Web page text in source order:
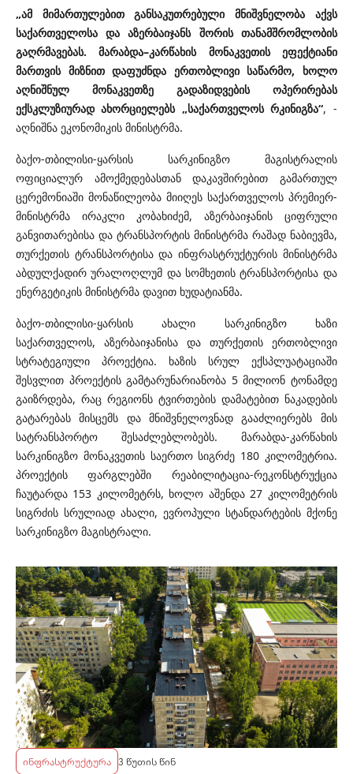
„ამ მიმართულებით განსაკუთრებული მნიშვნელობა აქვს
საქართველოსა და აზერბაიჯანს შორის თანამშრომლობის
გაღრმავებას. მარაბდა–კარწახის მონაკვეთის ეფექტიანი
მართვის მიზნით დაფუძნდა ერთობლივი საწარმო, ხოლო
აღნიშნულ მონაკვეთზე გადაზიდვების ოპერირებას
ექსკლუზიურად ახორციელებს „საქართველოს რკინიგზა“, -
აღნიშნა ეკონომიკის მინისტრმა.
ბაქო-თბილისი-ყარსის სარკინიგზო მაგისტრალის
ოფიციალურ ამოქმედებასთან დაკავშირებით გამართულ
ცერემონიაში მონაწილეობა მიიღეს საქართველოს პრემიერ-
მინისტრმა ირაკლი კობახიძემ, აზერბაიჯანის ციფრული
განვითარებისა და ტრანსპორტის მინისტრმა რაშად ნაბიევმა,
თურქეთის ტრანსპორტისა და ინფრასტრუქტურის მინისტრმა
აბდულქადირ ურალოღლუმ და სომხეთის ტრანსპორტისა და
ენერგეტიკის მინისტრმა დავით ხუდატიანმა.
ბაქო-თბილისი-ყარსის ახალი სარკინიგზო ხაზი
საქართველოს, აზერბაიჯანისა და თურქეთის ერთობლივი
სტრატეგიული პროექტია. ხაზის სრულ ექსპლუატაციაში
შესვლით პროექტის გამტარუნარიანობა 5 მილიონ ტონამდე
გაიზრდება, რაც რეგიონს ტვირთების დამატებით ნაკადების
გატარებას მისცემს და მნიშვნელოვნად გააძლიერებს მის
სატრანსპორტო შესაძლებლობებს. მარაბდა-კარწახის
სარკინიგზო მონაკვეთის საერთო სიგრძე 180 კილომეტრია.
პროექტის ფარგლებში რეაბილიტაცია-რეკონსტრუქცია
ჩაუტარდა 153 კილომეტრს, ხოლო აშენდა 27 კილომეტრის
სიგრძის სრულიად ახალი, ევროპული სტანდარტების მქონე
სარკინიგზო მაგისტრალი.
ინფრასტრუქტურა 3 წუთის წინ